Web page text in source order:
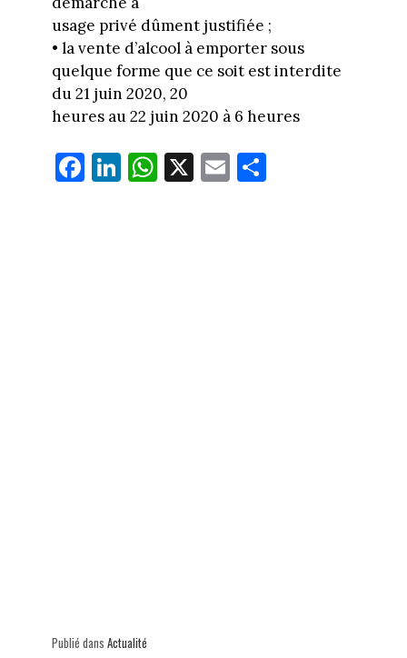
usage privé dûment justifiée ;
• la vente d’alcool à emporter sous
quelque forme que ce soit est interdite
du 21 juin 2020, 20
heures au 22 juin 2020 à 6 heures
Fa
ce
Li
nk
W
ha
X E
m
Pa
rt
Publié dans Actualité